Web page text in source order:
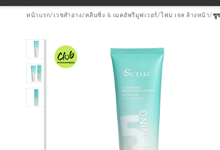
หน้าแรก/ เวชสำอาง/ คลีนซิ่ง & เมคอัพรีมูฟเวอร์/โฟม เจล ล้างหน้า/ซู